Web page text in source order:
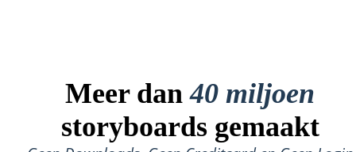
Meer dan40 miljoen
storyboards gemaakt